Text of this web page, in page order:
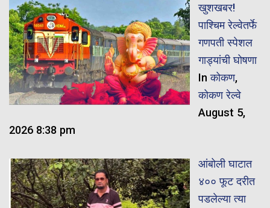
खुशखबर!
पाश्चिम रेल्वेतर्फे
गणपती स्पेशल
गाड्यांची घोषणा
Inकोकण,
कोकण रेल्वे
August 5,
2026 8:38 pm
आंबोली घाटात
४०० फूट दरीत
पडलेल्या त्या